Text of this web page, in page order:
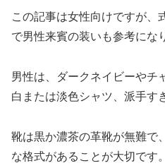
この記事は女性向けですが、
で男性来賓の装いも参考にな
男性は、ダークネイビーやチ
白または淡色シャツ、派手す
靴は黒か濃茶の革靴が無難で
な格式があることが大切です。